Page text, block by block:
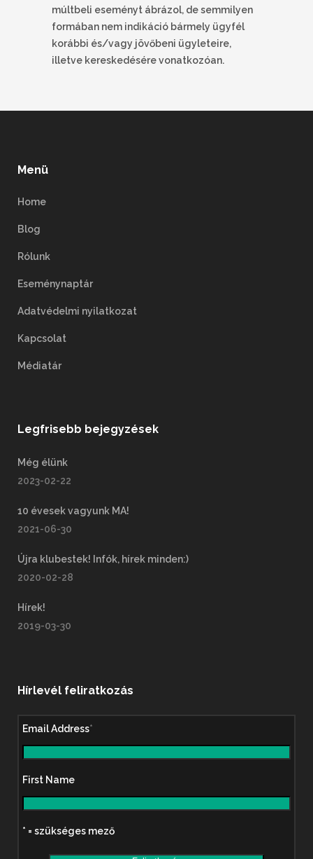
múltbeli eseményt ábrázol, de semmilyen
formában nem indikáció bármely ügyfél
korábbi és/vagy jövőbeni ügyleteire,
illetve kereskedésére vonatkozóan.
Menü
Home
Blog
Rólunk
Eseménynaptár
Adatvédelmi nyilatkozat
Kapcsolat
Médiatár
Legfrisebb bejegyzések
Még élünk
2023-02-22
10 évesek vagyunk MA!
2021-06-30
Újra klubestek! Infók, hírek minden:)
2020-02-28
Hírek!
2019-03-30
Hírlevél feliratkozás
Email Address*
First Name
* = szükséges mező